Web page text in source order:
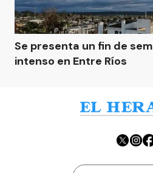
Se presenta un fin de
intenso en Entre Ríos